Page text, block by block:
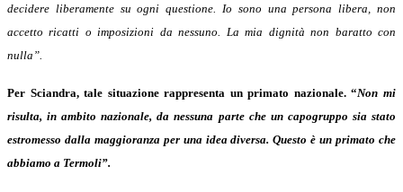
decidere liberamente su ogni questione. Io sono una persona libera, non
accetto ricatti o imposizioni da nessuno. La mia dignità non baratto con
nulla”.
Per Sciandra, tale situazione rappresenta un primato nazionale. “Non mi
risulta, in ambito nazionale, da nessuna parte che un capogruppo sia stato
estromesso dalla maggioranza per una idea diversa. Questo è un primato che
abbiamo a Termoli”.